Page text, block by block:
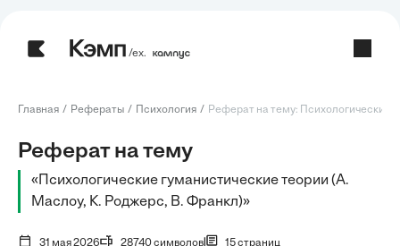
/ех.
Главная Рефераты Психология Реферат на тему: Психологические
Реферат на тему
«Психологические гуманистические теории (А.
Маслоу, К. Роджерс, В. Франкл)»
31 мая 2026 28740 символов 15 страниц